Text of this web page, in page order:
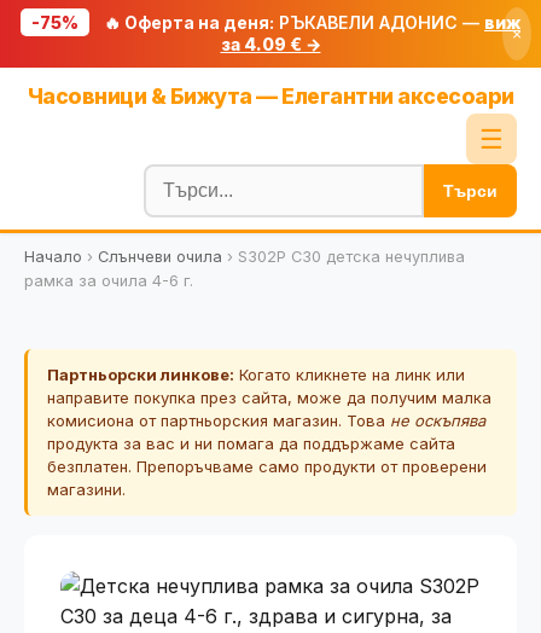
-75% 🔥 Оферта на деня: РЪКАВЕЛИ АДОНИС — виж
за 4.09 € →
×
Часовници & Бижута — Елегантни аксесоари
☰
Блог
🧮 Калкулатори
🔍 Намери продукт
🎟️ Купони
Търси
Начало › Слънчеви очила › S302P C30 детска нечуплива
рамка за очила 4-6 г.
Партньорски линкове: Когато кликнете на линк или
направите покупка през сайта, може да получим малка
комисиона от партньорския магазин. Това не оскъпява
продукта за вас и ни помага да поддържаме сайта
безплатен. Препоръчваме само продукти от проверени
магазини.